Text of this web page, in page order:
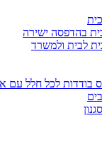
בהדפסה ישירה
לבית ולמשרד
בודדות לכל חלל עם